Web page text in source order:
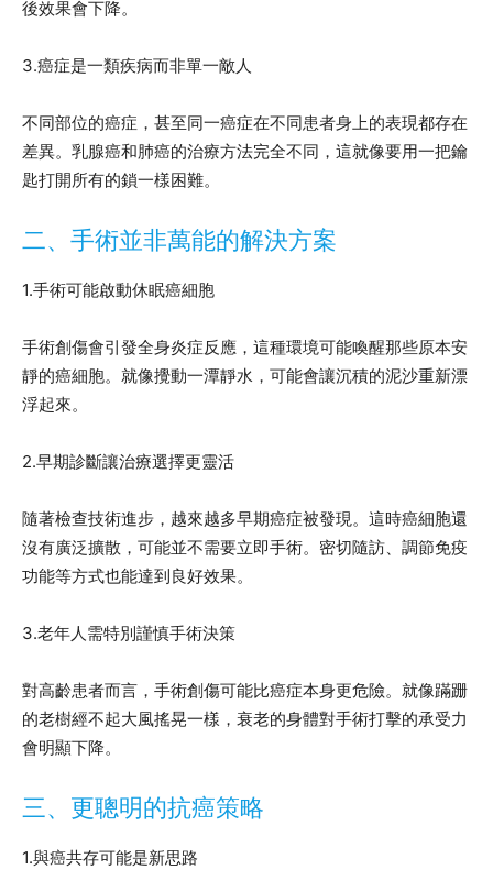
後效果會下降。
3.癌症是一類疾病而非單一敵人
不同部位的癌症，甚至同一癌症在不同患者身上的表現都存在
差異。乳腺癌和肺癌的治療方法完全不同，這就像要用一把鑰
匙打開所有的鎖一樣困難。
二、手術並非萬能的解決方案
1.手術可能啟動休眠癌細胞
手術創傷會引發全身炎症反應，這種環境可能喚醒那些原本安
靜的癌細胞。就像攪動一潭靜水，可能會讓沉積的泥沙重新漂
浮起來。
2.早期診斷讓治療選擇更靈活
隨著檢查技術進步，越來越多早期癌症被發現。這時癌細胞還
沒有廣泛擴散，可能並不需要立即手術。密切隨訪、調節免疫
功能等方式也能達到良好效果。
3.老年人需特別謹慎手術決策
對高齡患者而言，手術創傷可能比癌症本身更危險。就像蹣跚
的老樹經不起大風搖晃一樣，衰老的身體對手術打擊的承受力
會明顯下降。
三、更聰明的抗癌策略
1.與癌共存可能是新思路